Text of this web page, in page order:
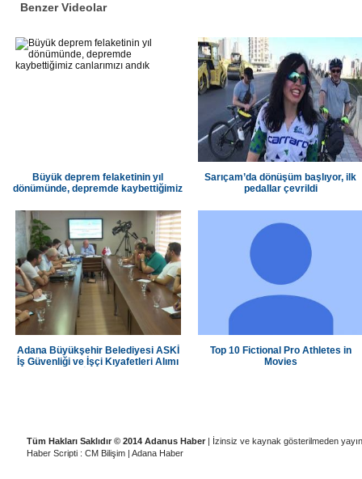
Benzer Videolar
Büyük deprem felaketinin yıl
dönümünde, depremde kaybettiğimiz
Sarıçam’da dönüşüm başlıyor, ilk
pedallar çevrildi
Adana Büyükşehir Belediyesi ASKİ
İş Güvenliği ve İşçi Kıyafetleri Alımı
Top 10 Fictional Pro Athletes in
Movies
Tüm Hakları Saklıdır © 2014 Adanus Haber | İzinsiz ve kaynak gösterilmeden
Haber Scripti : CM Bilişim | Adana Haber